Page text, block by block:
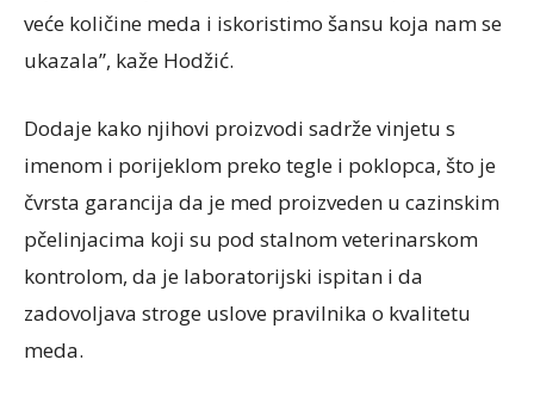
veće količine meda i iskoristimo šansu koja nam se
ukazala”, kaže Hodžić.
Dodaje kako njihovi proizvodi sadrže vinjetu s
imenom i porijeklom preko tegle i poklopca, što je
čvrsta garancija da je med proizveden u cazinskim
pčelinjacima koji su pod stalnom veterinarskom
kontrolom, da je laboratorijski ispitan i da
zadovoljava stroge uslove pravilnika o kvalitetu
meda.